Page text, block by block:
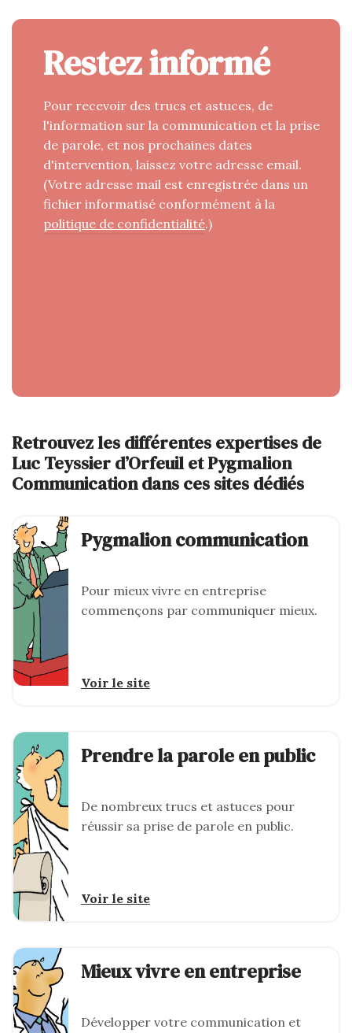
Restez informé
Pour recevoir des trucs et astuces, de
l'information sur la communication et la prise
de parole, et nos prochaines dates
d'intervention, laissez votre adresse email.
(Votre adresse mail est enregistrée dans un
fichier informatisé conformément à la
politique de confidentialité.)
Retrouvez les différentes expertises de
Luc Teyssier d’Orfeuil et Pygmalion
Communication dans ces sites dédiés
Pygmalion communication
Pour mieux vivre en entreprise
commençons par communiquer mieux.
Voir le site
Prendre la parole en public
De nombreux trucs et astuces pour
réussir sa prise de parole en public.
Voir le site
Mieux vivre en entreprise
Développer votre communication et